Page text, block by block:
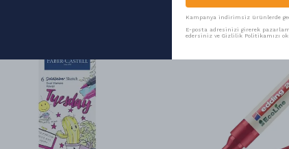
Kampanya indirimsiz ürünlerde
E-posta adresinizi girerek
edersiniz ve Gizlilik Politikamızı